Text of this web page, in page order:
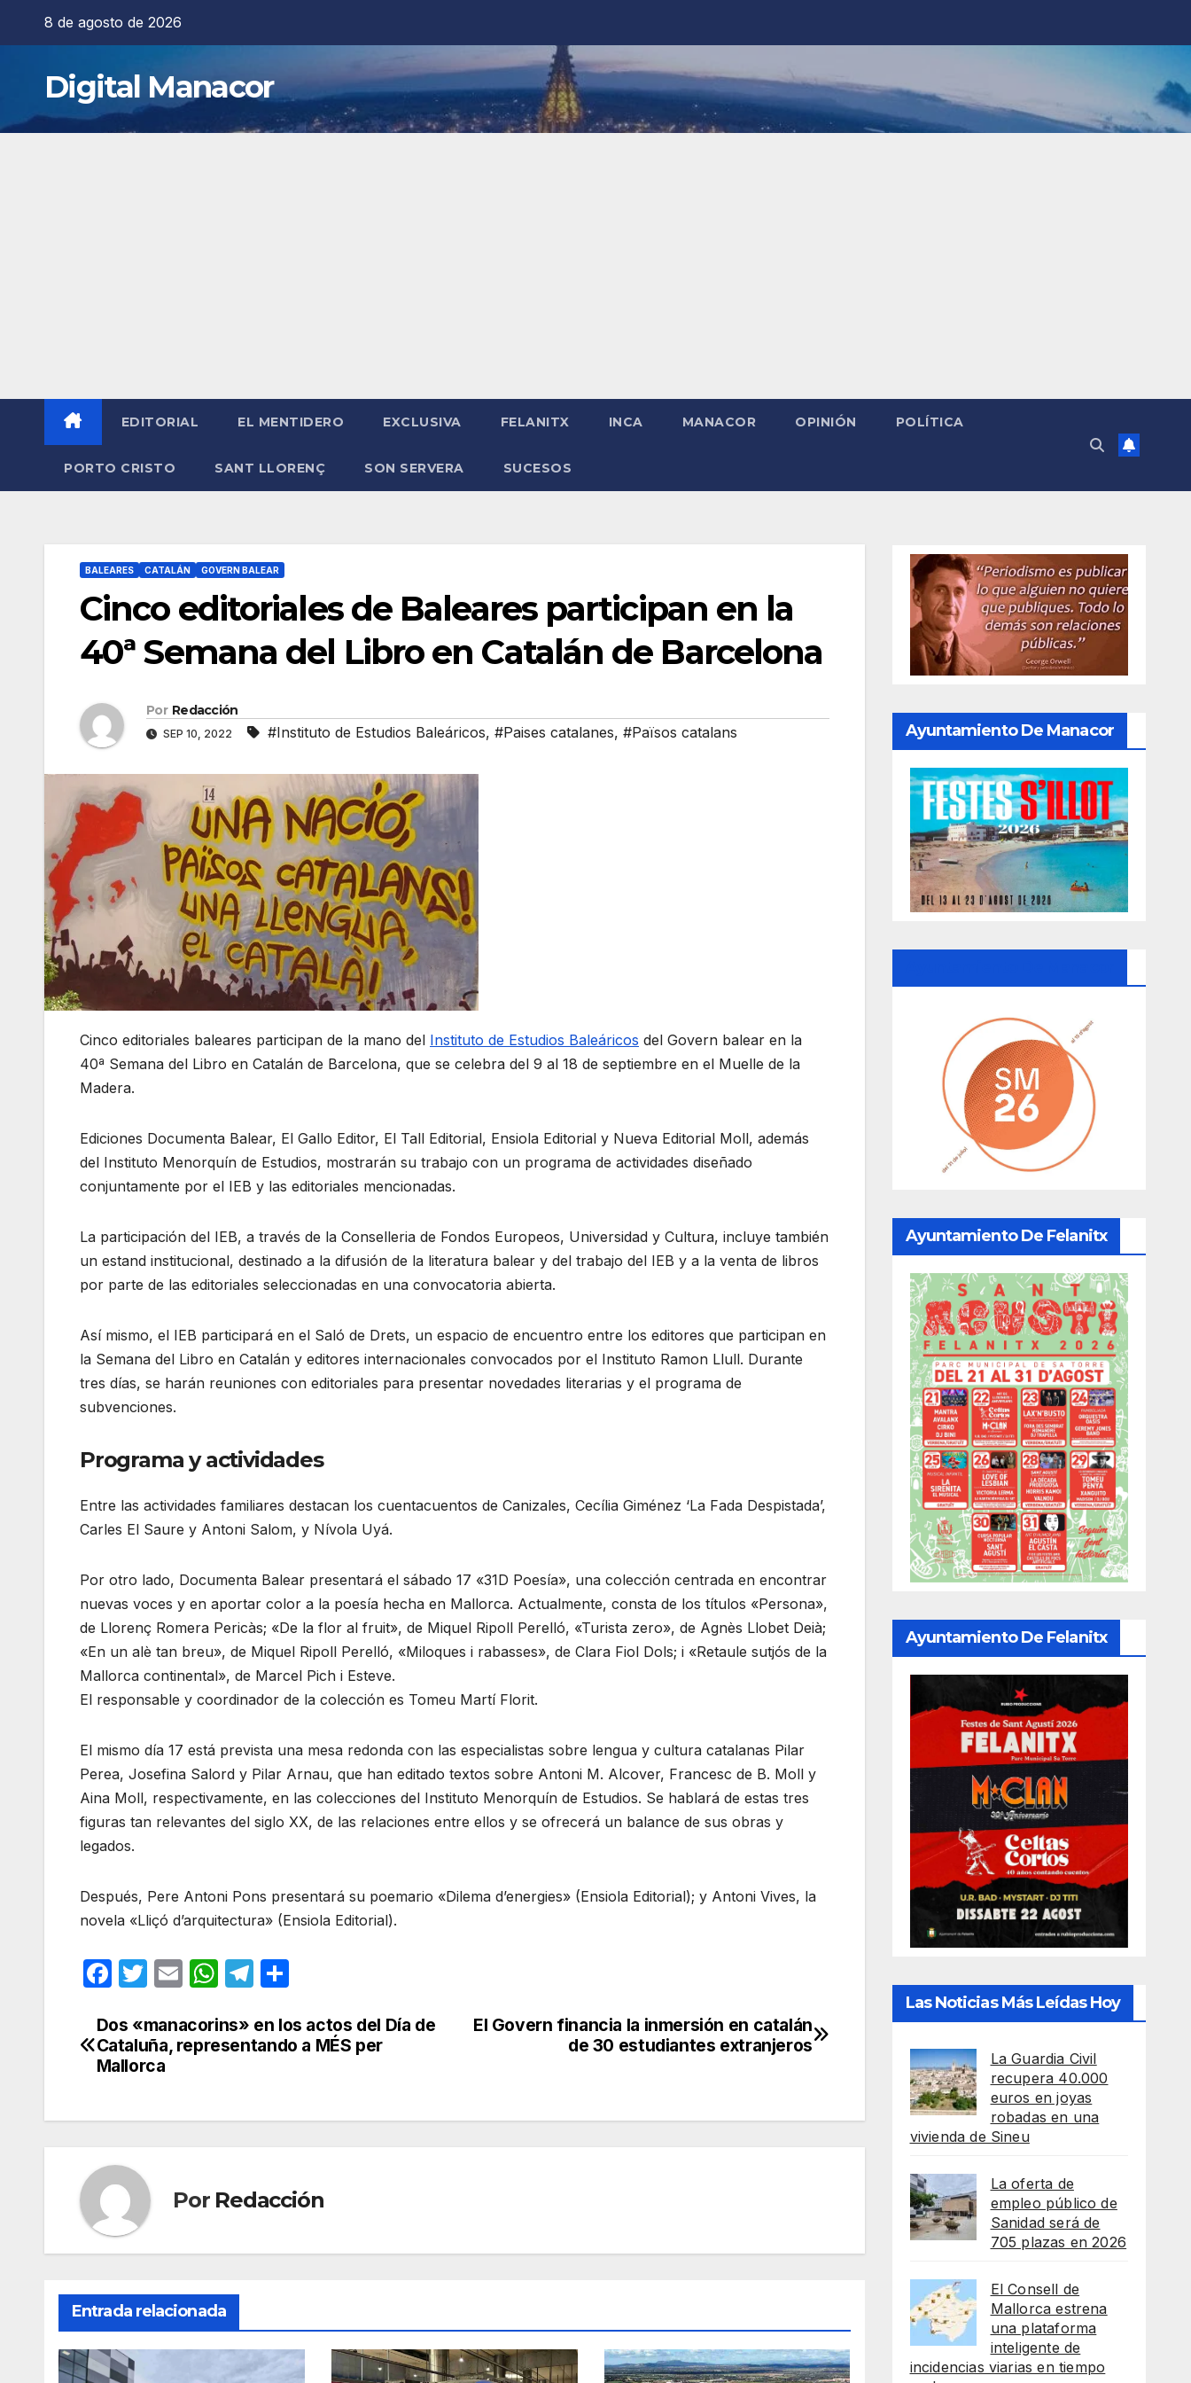
8 de agosto de 2026
Digital Manacor
EDITORIAL EL MENTIDERO EXCLUSIVA FELANITX INCA MANACOR OPINIÓN POLÍTICA
PORTO CRISTO SANT LLORENÇ SON SERVERA SUCESOS
BALEARES CATALÁN GOVERN BALEAR
Cinco editoriales de Baleares participan en la
40ª Semana del Libro en Catalán de Barcelona
Por Redacción
SEP 10, 2022 #Instituto de Estudios Baleáricos, #Paises catalanes, #Països catalans
Cinco editoriales baleares participan de la mano del Instituto de Estudios Baleáricos del Govern balear en la
40ª Semana del Libro en Catalán de Barcelona, que se celebra del 9 al 18 de septiembre en el Muelle de la
Madera.
Ediciones Documenta Balear, El Gallo Editor, El Tall Editorial, Ensiola Editorial y Nueva Editorial Moll, además
del Instituto Menorquín de Estudios, mostrarán su trabajo con un programa de actividades diseñado
conjuntamente por el IEB y las editoriales mencionadas.
La participación del IEB, a través de la Conselleria de Fondos Europeos, Universidad y Cultura, incluye también
un estand institucional, destinado a la difusión de la literatura balear y del trabajo del IEB y a la venta de libros
por parte de las editoriales seleccionadas en una convocatoria abierta.
Así mismo, el IEB participará en el Saló de Drets, un espacio de encuentro entre los editores que participan en
la Semana del Libro en Catalán y editores internacionales convocados por el Instituto Ramon Llull. Durante
tres días, se harán reuniones con editoriales para presentar novedades literarias y el programa de
subvenciones.
Programa y actividades
Entre las actividades familiares destacan los cuentacuentos de Canizales, Cecília Giménez ‘La Fada Despistada’,
Carles El Saure y Antoni Salom, y Nívola Uyá.
Por otro lado, Documenta Balear presentará el sábado 17 «31D Poesía», una colección centrada en encontrar
nuevas voces y en aportar color a la poesía hecha en Mallorca. Actualmente, consta de los títulos «Persona»,
de Llorenç Romera Pericàs; «De la flor al fruit», de Miquel Ripoll Perelló, «Turista zero», de Agnès Llobet Deià;
«En un alè tan breu», de Miquel Ripoll Perelló, «Miloques i rabasses», de Clara Fiol Dols; i «Retaule sutjós de la
Mallorca continental», de Marcel Pich i Esteve.
El responsable y coordinador de la colección es Tomeu Martí Florit.
El mismo día 17 está prevista una mesa redonda con las especialistas sobre lengua y cultura catalanas Pilar
Perea, Josefina Salord y Pilar Arnau, que han editado textos sobre Antoni M. Alcover, Francesc de B. Moll y
Aina Moll, respectivamente, en las colecciones del Instituto Menorquín de Estudios. Se hablará de estas tres
figuras tan relevantes del siglo XX, de las relaciones entre ellos y se ofrecerá un balance de sus obras y
legados.
Después, Pere Antoni Pons presentará su poemario «Dilema d’energies» (Ensiola Editorial); y Antoni Vives, la
novela «Lliçó d’arquitectura» (Ensiola Editorial).
F
c
e
o
k
T
itt
er
E
ail
W
at
s
p
T
e
gr
m
m
p
tir
Navegación
de
El Govern financia la inmersión en catalán
de 30 estudiantes extranjeros
Dos «manacorins» en los actos del Día de
Cataluña, representando a MÉS per
Mallorca
Por Redacción
Entrada relacionada
Ayuntamiento De Manacor
Ayuntamiento De Felanitx
Ayuntamiento De Felanitx
Las Noticias Más Leídas Hoy
La Guardia Civil
recupera 40.000
euros en joyas
robadas en una
vivienda de Sineu
La oferta de
empleo público de
Sanidad será de
705 plazas en 2026
El Consell de
Mallorca estrena
una plataforma
inteligente de
incidencias viarias en tiempo